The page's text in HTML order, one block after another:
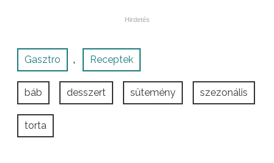
Gasztro , Receptek
báb desszert sütemény szezonális
torta